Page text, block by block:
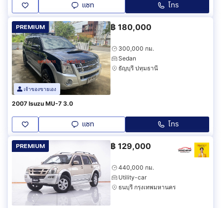
แชท โทร
PREMIUM
เจ้าของขายเอง
฿ 180,000
300,000 กม.
Sedan
ธัญบุรี ปทุมธานี
2007 Isuzu MU-7 3.0
แชท โทร
PREMIUM ฿ 129,000
440,000 กม.
Utility-car
ธนบุรี กรุงเทพมหานคร